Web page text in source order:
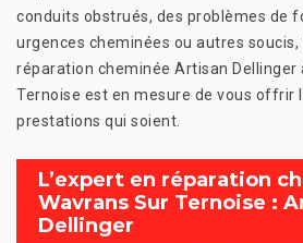
conduits obstrués, des problèmes de
urgences cheminées ou autres soucis,
réparation cheminée Artisan Dellinger
Ternoise est en mesure de vous offrir
prestations qui soient.
L’expert en réparation
Wavrans Sur Ternoise :
Dellinger